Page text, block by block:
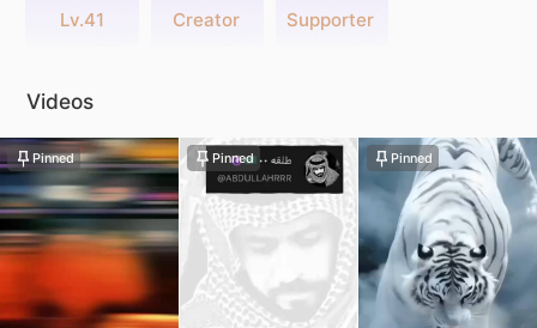
Lv.41 Creator Supporter
Videos
Pinned Pinned Pinned